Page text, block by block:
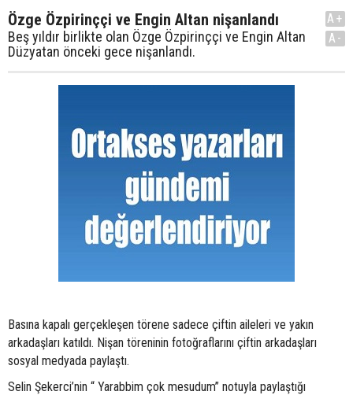
Özge Özpirinççi ve Engin Altan nişanlandı
Beş yıldır birlikte olan Özge Özpirinççi ve Engin Altan
Düzyatan önceki gece nişanlandı.
A+
A-
Basına kapalı gerçekleşen törene sadece çiftin aileleri ve yakın
arkadaşları katıldı. Nişan töreninin fotoğraflarını çiftin arkadaşları
sosyal medyada paylaştı.
Selin Şekerci’nin “ Yarabbim çok mesudum” notuyla paylaştığı